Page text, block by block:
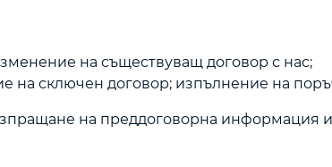
на съществуващ договор с нас;
на сключен договор; изпълнение на
на преддоговорна информация